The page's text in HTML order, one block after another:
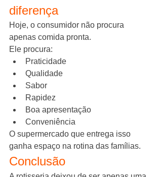
diferença
Hoje, o consumidor não procura
apenas comida pronta.
Ele procura:
Praticidade
Qualidade
Sabor
Rapidez
Boa apresentação
Conveniência
O supermercado que entrega isso
ganha espaço na rotina das famílias.
Conclusão